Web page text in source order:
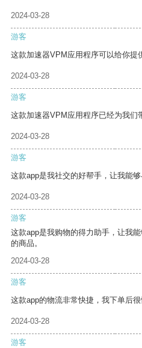
2024-03-28
游客
这款加速器VPM应用程序可以给你提
2024-03-28
游客
这款加速器VPM应用程序已经为我们
2024-03-28
游客
这款app是我社交的好帮手，让我能
2024-03-28
游客
这款app是我购物的得力助手，让我
的商品。
2024-03-28
游客
这款app的物流非常快捷，我下单后很
2024-03-28
游客